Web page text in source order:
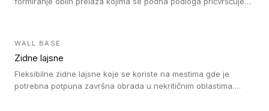
WALL BASE
Zidne lajsne
Fleksibilne zidne lajsne koje se koriste na mestima gde je
potrebna potpuna završna obrada u nekritičnim oblastima.